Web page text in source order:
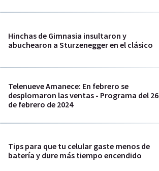
Hinchas de Gimnasia insultaron y
abuchearon a Sturzenegger en el clásico
Telenueve Amanece: En febrero se
desplomaron las ventas - Programa del 26
de febrero de 2024
Tips para que tu celular gaste menos de
batería y dure más tiempo encendido